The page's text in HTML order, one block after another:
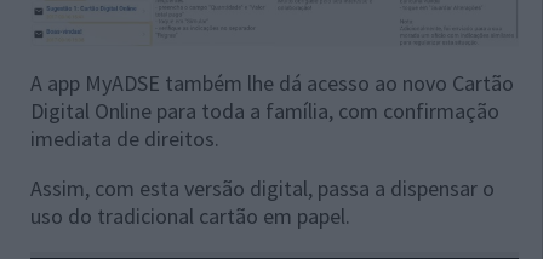
A app MyADSE também lhe dá acesso ao novo Cartão
Digital Online para toda a família, com confirmação
imediata de direitos.
Assim, com esta versão digital, passa a dispensar o
uso do tradicional cartão em papel.